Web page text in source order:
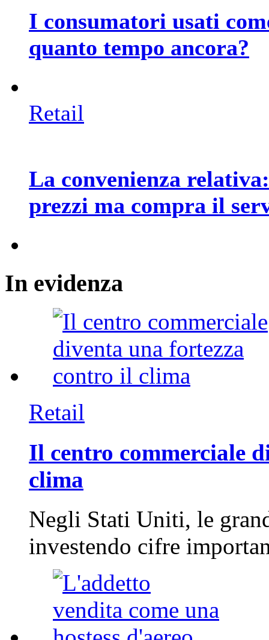
I consumatori usati
quanto tempo ancora?
Retail
La convenienza
prezzi ma compra il
In evidenza
Retail
Il centro commerciale
clima
Negli Stati Uniti, le
investendo cifre